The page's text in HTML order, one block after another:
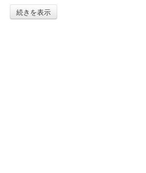
続きを表示